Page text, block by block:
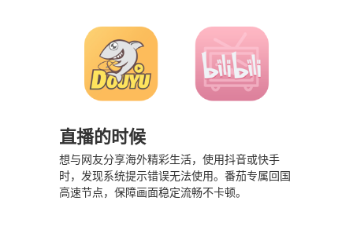
直播的时候
想与网友分享海外精彩生活，使用抖音或快手
时，发现系统提示错误无法使用。番茄专属回国
高速节点，保障画面稳定流畅不卡顿。